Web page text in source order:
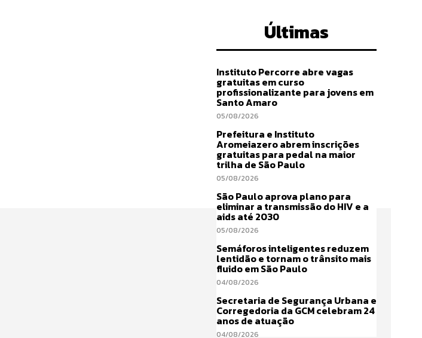
Últimas
Instituto Percorre abre vagas
gratuitas em curso
profissionalizante para jovens em
Santo Amaro
05/08/2026
Prefeitura e Instituto
Aromeiazero abrem inscrições
gratuitas para pedal na maior
trilha de São Paulo
05/08/2026
São Paulo aprova plano para
eliminar a transmissão do HIV e a
aids até 2030
05/08/2026
Semáforos inteligentes reduzem
lentidão e tornam o trânsito mais
fluido em São Paulo
04/08/2026
Secretaria de Segurança Urbana e
Corregedoria da GCM celebram 24
anos de atuação
04/08/2026